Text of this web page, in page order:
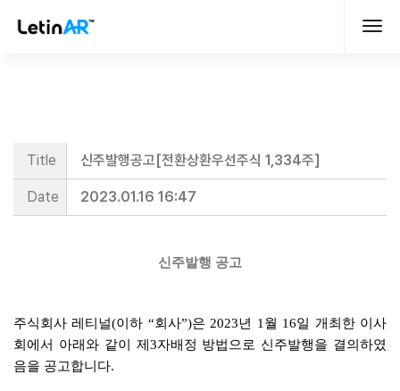
Title 신주발행공고[전환상환우선주식 1,334주]
Date 2023.01.16 16:47
신주발행 공고
주식회사 레티널(이하 “회사”)은 2023년 1월 16일 개최한 이사
회에서 아래와 같이 제3자배정 방법으로 신주발행을 결의하였
음을 공고합니다.